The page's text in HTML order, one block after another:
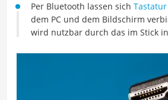
Per Bluetooth lassen sich Tastatur
dem PC und dem Bildschirm
wird nutzbar durch das im Stick